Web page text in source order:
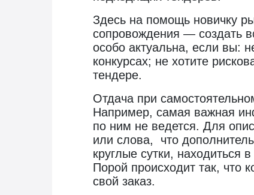
Здесь на помощь новичку
сопровождения — создать
особо актуальна, если вы:
конкурсах; не хотите
тендере.
Отдача при
Например, самая важная
по ним не ведется. Для
или слова, что
круглые сутки, находиться
Порой происходит так, что
свой заказ.